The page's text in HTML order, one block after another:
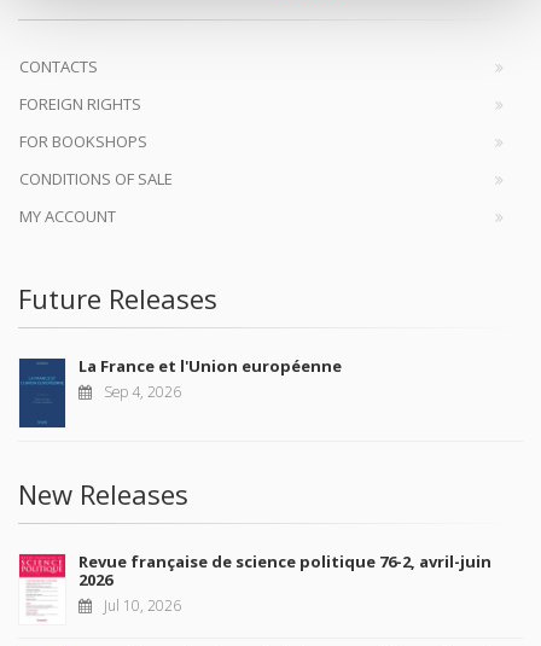
CONTACTS
FOREIGN RIGHTS
FOR BOOKSHOPS
CONDITIONS OF SALE
MY ACCOUNT
Future Releases
La France et l'Union européenne
Sep 4, 2026
New Releases
Revue française de science politique 76-2, avril-juin
2026
Jul 10, 2026